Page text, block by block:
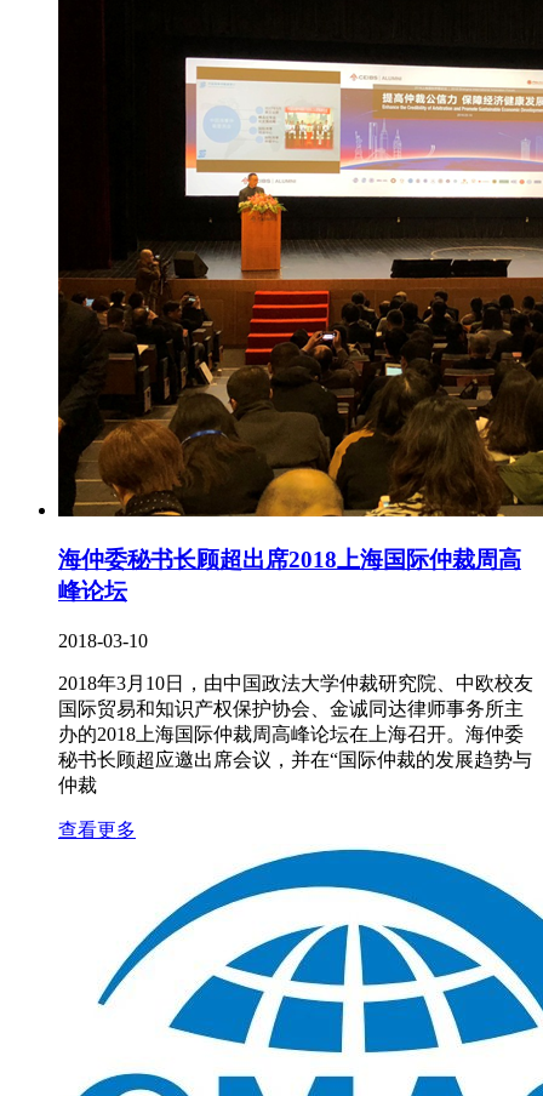
海仲委秘书长顾超出席2018上海国际仲裁周高
峰论坛
2018-03-10
2018年3月10日，由中国政法大学仲裁研究院、中欧校友
国际贸易和知识产权保护协会、金诚同达律师事务所主
办的2018上海国际仲裁周高峰论坛在上海召开。海仲委
秘书长顾超应邀出席会议，并在“国际仲裁的发展趋势与
仲裁
查看更多